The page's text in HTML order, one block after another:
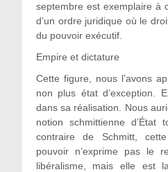
septembre est exemplaire à
d’un ordre juridique où le
du pouvoir exécutif.
Empire et dictature
Cette figure, nous l’avons
non plus état d’exception.
dans sa réalisation. Nous
notion schmittienne
contraire de Schmitt,
pouvoir n’exprime pas le
libéralisme, mais elle est